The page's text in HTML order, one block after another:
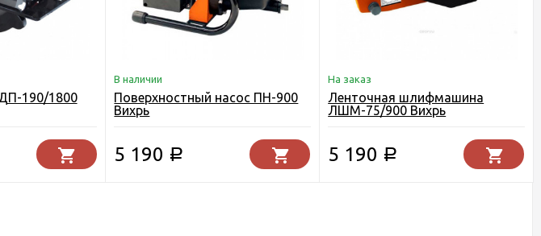
190/1800
В наличии
Поверхностный насос ПН-900
Вихрь
5 190 Р
На заказ
Ленточная шлифмашина
ЛШМ-75/900 Вихрь
5 190 Р